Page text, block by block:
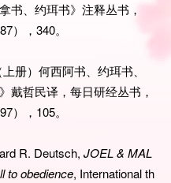
书、约珥书》注释丛书，
），340。
册）何西阿书、约珥书、
戴哲民译，每日研经丛书，
），105。
R. Deutsch, JOEL & MAL
to obedience, International th